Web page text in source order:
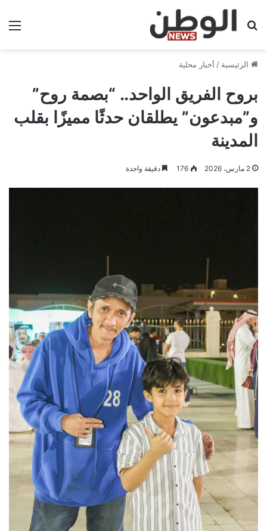
بحث عن
الرئيسية / أخبار محلية
بروح الفريق الواحد.. “بصمة روح”
و”مبدعون” يطلقان حدثًا مميزًا بقلب
المدينة
2 مارس، 2026 176 دقيقة واحدة